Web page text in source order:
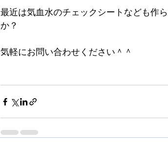
最近は気血水のチェックシートなども作
か？
気軽にお問い合わせください＾＾